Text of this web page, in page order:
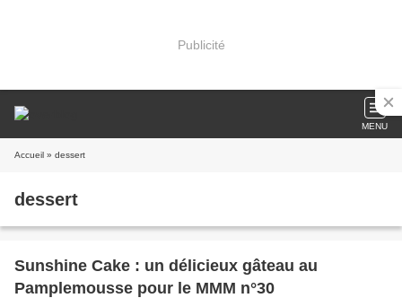
Publicité
MENU
Accueil » dessert
dessert
Sunshine Cake : un délicieux gâteau au
Pamplemousse pour le MMM n°30